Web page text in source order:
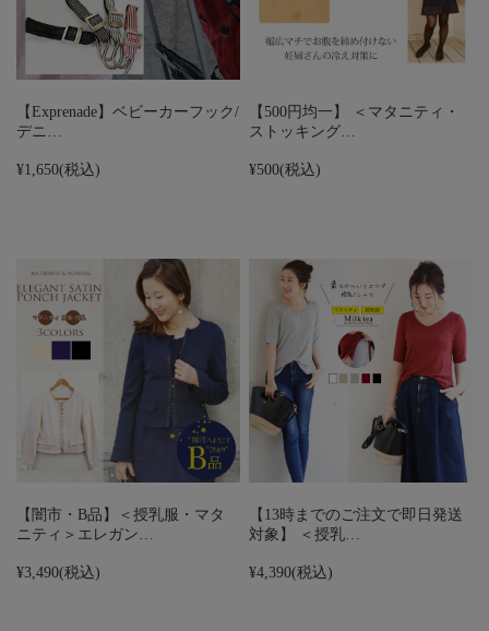
【Exprenade】ベビーカーフック/
デニ…
¥1,650(税込)
【500円均一】 ＜マタニティ・
ストッキング…
¥500(税込)
【闇市・B品】＜授乳服・マタ
ニティ＞エレガン…
¥3,490(税込)
【13時までのご注文で即日発送
対象】 ＜授乳…
¥4,390(税込)